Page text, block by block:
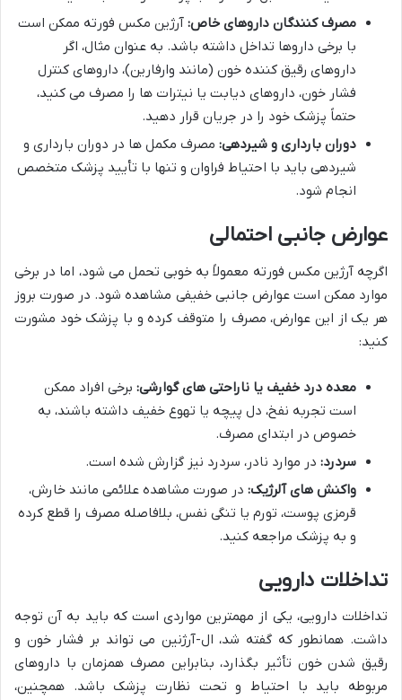
مصرف کنندگان داروهای خاص: آرژین مکس فورته ممکن است
با برخی داروها تداخل داشته باشد. به عنوان مثال، اگر
داروهای رقیق کننده خون (مانند وارفارین)، داروهای کنترل
فشار خون، داروهای دیابت یا نیترات ها را مصرف می کنید،
حتماً پزشک خود را در جریان قرار دهید.
دوران بارداری و شیردهی: مصرف مکمل ها در دوران بارداری و
شیردهی باید با احتیاط فراوان و تنها با تأیید پزشک متخصص
انجام شود.
عوارض جانبی احتمالی
اگرچه آرژین مکس فورته معمولاً به خوبی تحمل می شود، اما در برخی
موارد ممکن است عوارض جانبی خفیفی مشاهده شود. در صورت بروز
هر یک از این عوارض، مصرف را متوقف کرده و با پزشک خود مشورت
کنید:
معده درد خفیف یا ناراحتی های گوارشی: برخی افراد ممکن
است تجربه نفخ، دل پیچه یا تهوع خفیف داشته باشند، به
خصوص در ابتدای مصرف.
سردرد: در موارد نادر، سردرد نیز گزارش شده است.
واکنش های آلرژیک: در صورت مشاهده علائمی مانند خارش،
قرمزی پوست، تورم یا تنگی نفس، بلافاصله مصرف را قطع کرده
و به پزشک مراجعه کنید.
تداخلات دارویی
تداخلات دارویی، یکی از مهمترین مواردی است که باید به آن توجه
داشت. همانطور که گفته شد، ال-آرژنین می تواند بر فشار خون و
رقیق شدن خون تأثیر بگذارد، بنابراین مصرف همزمان با داروهای
مربوطه باید با احتیاط و تحت نظارت پزشک باشد. همچنین،